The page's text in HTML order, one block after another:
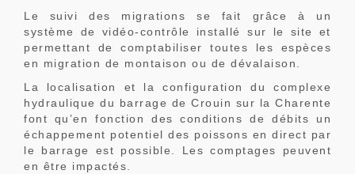
Le suivi des migrations se fait grâce à un
système de vidéo-contrôle installé sur le site et
permettant de comptabiliser toutes les espèces
en migration de montaison ou de dévalaison.
La localisation et la configuration du complexe
hydraulique du barrage de Crouin sur la Charente
font qu’en fonction des conditions de débits un
échappement potentiel des poissons en direct par
le barrage est possible. Les comptages peuvent
en être impactés.